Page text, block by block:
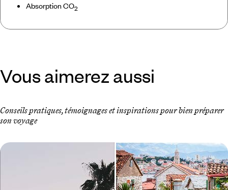
Absorption CO2
Vous aimerez aussi
Conseils pratiques, témoignages et inspirations pour bien préparer
son voyage